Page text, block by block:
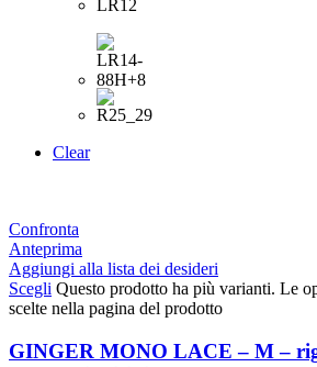
Clear
Confronta
Anteprima
Aggiungi alla lista dei desideri
Scegli Questo prodotto ha più varianti. Le
scelte nella pagina del prodotto
GINGER MONO LACE – M –